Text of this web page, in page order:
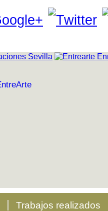
Trabajos realizados